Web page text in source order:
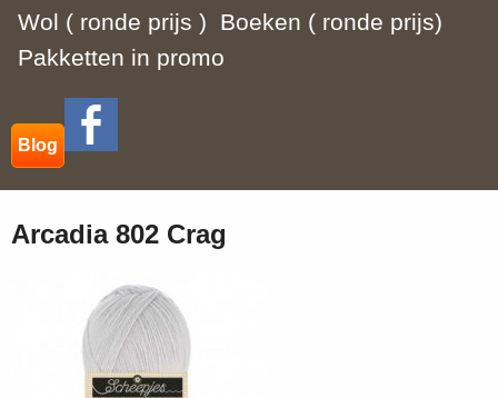
Wol ( ronde prijs )
Boeken ( ronde prijs)
Pakketten in promo
Blog
Arcadia 802 Crag